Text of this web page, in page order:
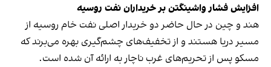
افزایش فشار واشینگتن بر خریداران نفت روسیه
هند و چین در حال حاضر دو خریدار اصلی نفت خام روسیه از
مسیر دریا هستند و از تخفیف‌های چشم‌گیری بهره می‌برند که
مسکو پس از تحریم‌های غرب ناچار به ارائه آن شده است.